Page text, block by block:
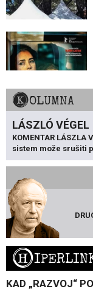
KOLUMNA
LÁSZLÓ VÉGEL
KOMENTAR LÁSZLA
sistem može srušiti
H
KAD „RAZVOJ“